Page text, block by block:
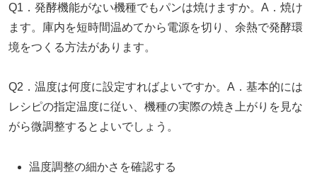
Q1．発酵機能がない機種でもパンは焼けますか。A．焼け
ます。庫内を短時間温めてから電源を切り、余熱で発酵環
境をつくる方法があります。
Q2．温度は何度に設定すればよいですか。A．基本的には
レシピの指定温度に従い、機種の実際の焼き上がりを見な
がら微調整するとよいでしょう。
温度調整の細かさを確認する